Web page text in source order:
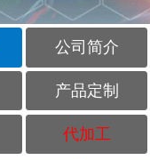
公司简介
产品定制
代加工